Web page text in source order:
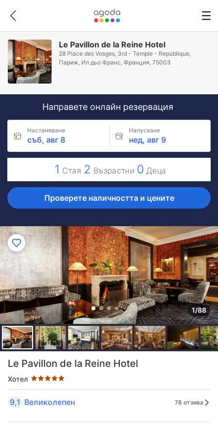
Le Pavillon de la Reine Hotel
28 Place des Vosges, 3rd - Temple - Republique,
Париж, Ил дьо Франс, Франция, 75003
Направете онлайн резервация
Настаняване
съб, авг 8
Напускане
нед, авг 9
1 Стая 2 Възрастни 0 Деца
Проверете наличността и цените
1/88
Le Pavillon de la Reine Hotel
Хотел
Оценка в звезди: 5 звезди
9,1 Великолепен 78 отзива